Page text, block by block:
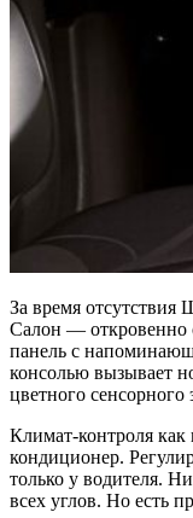
За время отсутствия
Салон — откровенно
панель с
консолью вызывает
цветного сенсорного
Климат-контроля
кондиционер.
только у водителя.
всех углов. Но есть